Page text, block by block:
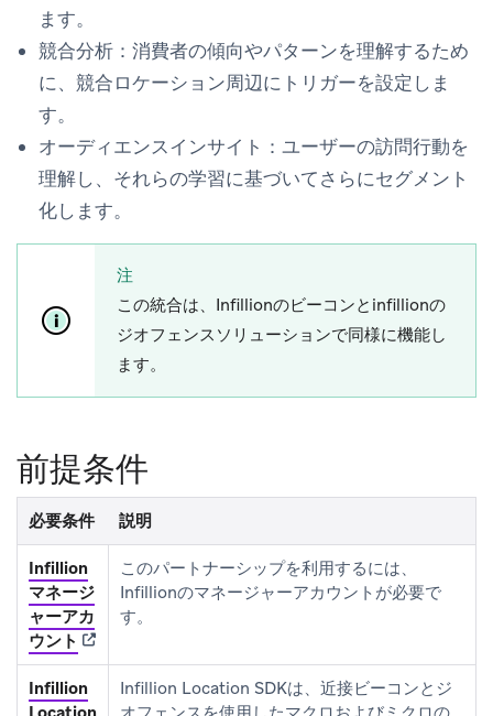
ます。
競合分析： 消費者の傾向やパターンを理解するため
に、競合ロケーション周辺にトリガーを設定しま
す。
オーディエンスインサイト： ユーザーの訪問行動を
理解し、それらの学習に基づいてさらにセグメント
化します。
注
この統合は、Infillionのビーコンとinfillionの
ジオフェンスソリューションで同様に機能し
ます。
前提条件
必要条件 説明
Infillion
マネージ
ャーアカ
ウント (opens in new tab)
このパートナーシップを利用するには、
Infillionのマネージャーアカウントが必要で
す。
Infillion
Infillion Location SDKは、近接ビーコンとジ